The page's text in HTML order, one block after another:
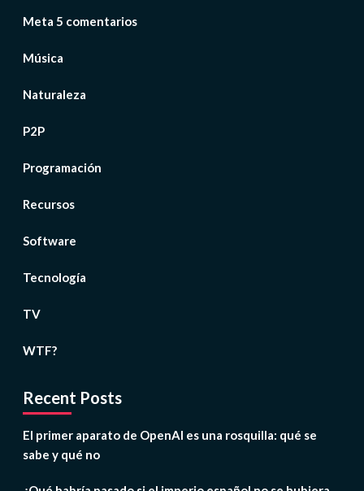
Meta 5 comentarios
Música
Naturaleza
P2P
Programación
Recursos
Software
Tecnología
TV
WTF?
Recent Posts
El primer aparato de OpenAI es una rosquilla: qué se
sabe y qué no